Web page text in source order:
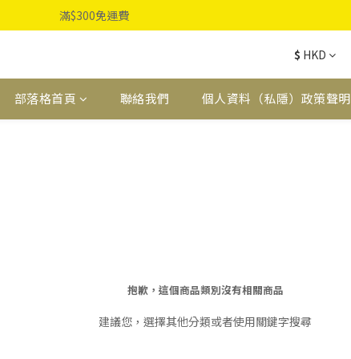
滿$300免運費
$ HKD
部落格首頁 聯絡我們 個人資料（私隱）政策聲明
抱歉，這個商品類別沒有相關商品
建議您，選擇其他分類或者使用關鍵字搜尋